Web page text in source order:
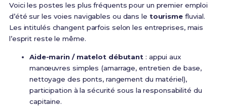
Voici les postes les plus fréquents pour un premier emploi
d’été sur les voies navigables ou dans le tourismefluvial.
Les intitulés changent parfois selon les entreprises, mais
l’esprit reste le même.
Aide-marin / matelot débutant : appui aux
manœuvres simples (amarrage, entretien de base,
nettoyage des ponts, rangement du matériel),
participation à la sécurité sous la responsabilité du
capitaine.